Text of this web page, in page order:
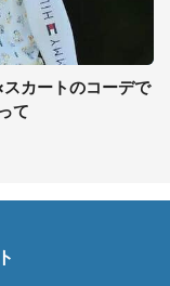
カートのコーデで
て